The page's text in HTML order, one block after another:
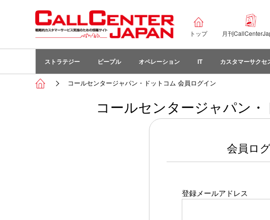
トップ 月刊
ストラテジー ピープル オペレーション IT カスタマーサクセ
コールセンタージャパン・ドットコム 会員ログイン
コールセンタージャパン
会員ロ
登録メールアドレス